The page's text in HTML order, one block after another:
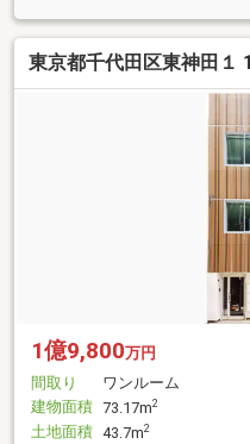
東京都千代田区東神田１
1億9,800万円
間取り
ワンルーム
建物面積 73.17m2
土地面積 43.7m2